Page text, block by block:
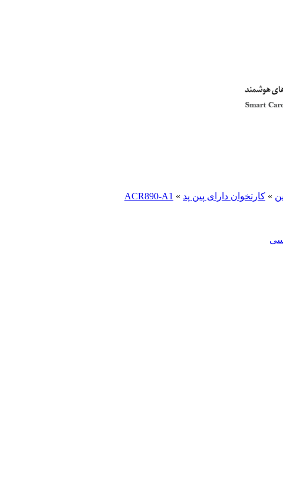
» کارتخوان دارای پین پد »
ACR890-A1